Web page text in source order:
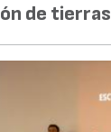
de tierras